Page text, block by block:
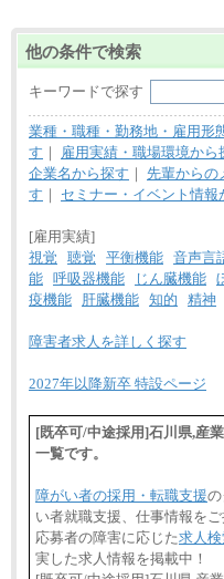
他の条件で検索
キーワードで探す
業種・職種・勤務地・雇用形
す ｜
雇用実績・職場環境から
企業名から探す ｜ 先輩からの
す ｜ セミナー・イベント情報
[雇用実績]
視覚
聴覚 平衡機能 音声言
能 呼吸器機能 じん臓機能
疫機能
肝臓機能 知的 精神
障害者求人を詳しく探す
2027年以降新卒 特設ページ
[既卒可/中途採用]石川県,産
一覧です。
障がい者の採用・転職支援
い者就職支援、仕事情報をご
応募者の障害に応じた求人
実した求人情報を掲載中！